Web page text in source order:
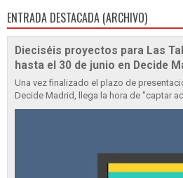
ENTRADA DESTACADA (ARCHIVO)
Dieciséis proyectos para Las
hasta el 30 de junio en Decide
Una vez finalizado el plazo de
Decide Madrid, llega la hora de "captar